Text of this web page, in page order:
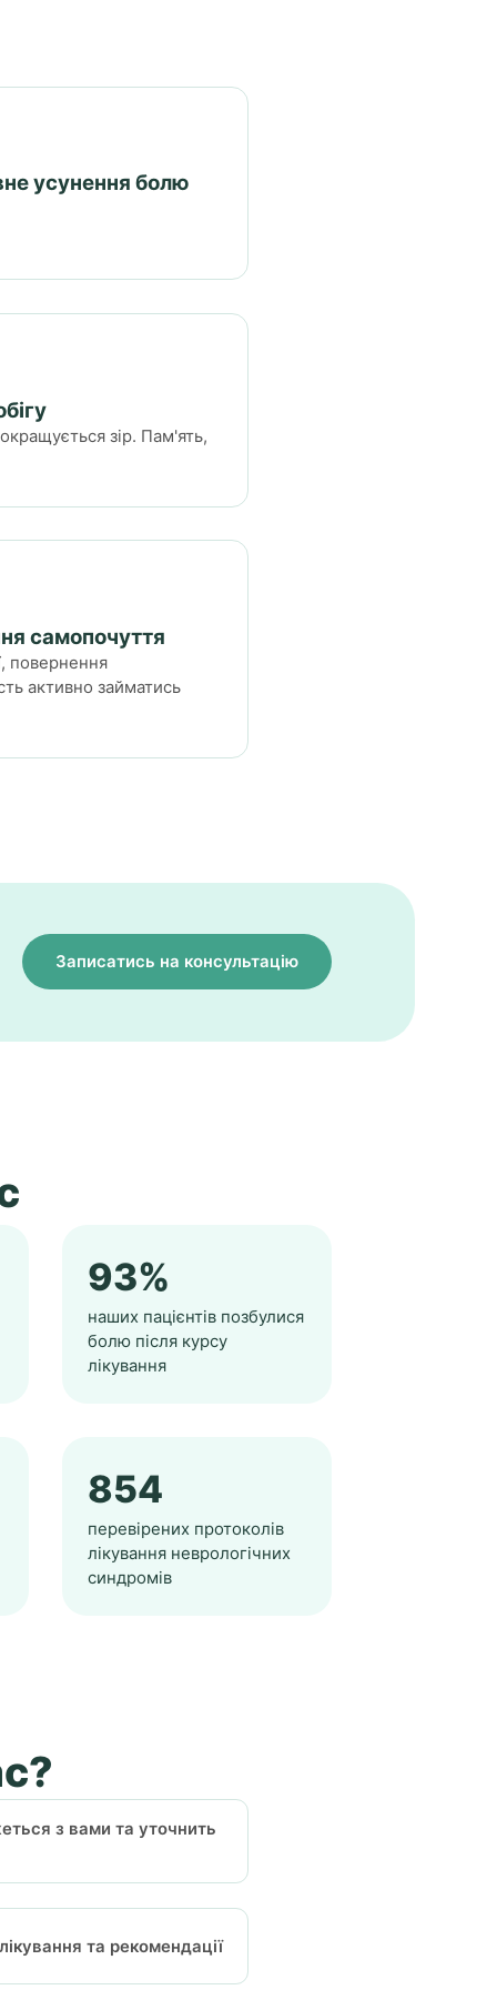
усунення болю
зір. Пам'ять,
самопочуття
повернення
активно займатись
Записатись на консультацію
93%
наших пацієнтів позбулися
болю після курсу
лікування
854
перевірених протоколів
лікування неврологічних
синдромів
з вами та уточнить
та рекомендації